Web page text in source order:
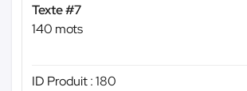
Texte #7
140 mots
ID Produit : 180